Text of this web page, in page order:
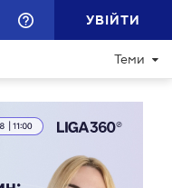
УВІЙТИ
Теми